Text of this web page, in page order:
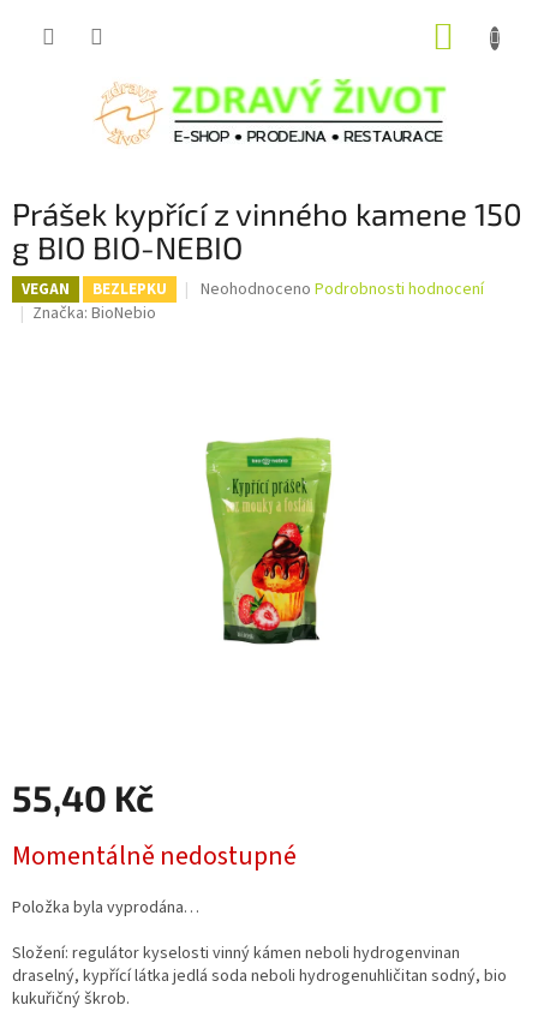
Prášek kypřící z vinného kamene 150
g BIO BIO-NEBIO
VEGAN BEZLEPKU
Průměrné
hvězdiček.
Neohodnoceno Podrobnosti hodnocení
Značka: BioNebio
55,40 Kč
cena:
Momentálně nedostupné
Položka byla vyprodána…
Složení: regulátor kyselosti vinný kámen neboli hydrogenvinan
draselný, kypřící látka jedlá soda neboli hydrogenuhličitan sodný, bio
kukuřičný škrob.